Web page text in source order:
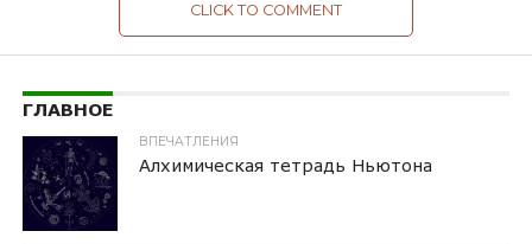
CLICK TO COMMENT
ГЛАВНОЕ
ВПЕЧАТЛЕНИЯ
Алхимическая тетрадь Ньютона